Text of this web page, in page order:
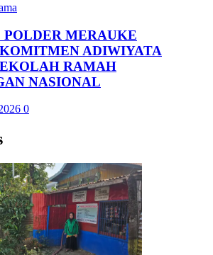
POLDER MERAUKE
ADIWIYATA
RAMAH
NASIONAL
0